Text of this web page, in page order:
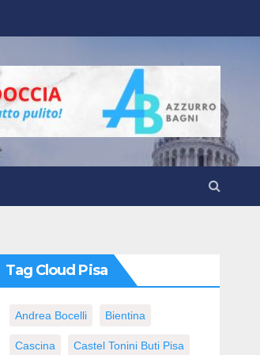
Tag Cloud Pisa
Andrea Bocelli Bientina
Cascina Castel Tonini Buti Pisa